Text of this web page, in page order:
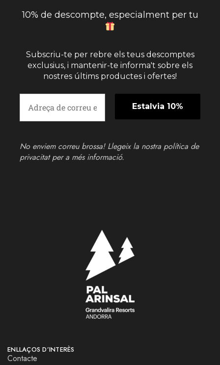
10% de descompte, especialment per tu
Subscriu-te per rebre els teus descomptes
exclusius, i mantenir-te informa't sobre els
nostres últims productes i ofertes!
No enviem correu brossa! Llegeix la nostra política de
privacitatper a més informació.
ENLLAÇOS D’INTERÈS
Contacte